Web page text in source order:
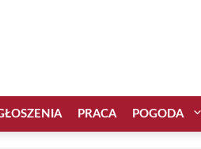
PRACA POGODA